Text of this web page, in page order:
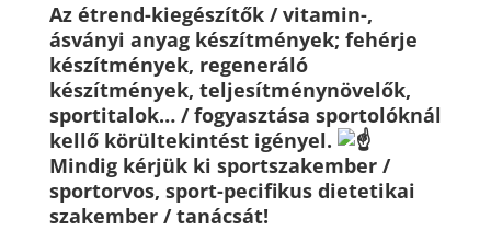
Az étrend-kiegészítők / vitamin-,
ásványi anyag készítmények; fehérje
készítmények, regeneráló
készítmények, teljesítménynövelők,
sportitalok… / fogyasztása sportolóknál
kellő körültekintést igényel.
Mindig kérjük ki sportszakember /
sportorvos, sport-pecifikus dietetikai
szakember / tanácsát!